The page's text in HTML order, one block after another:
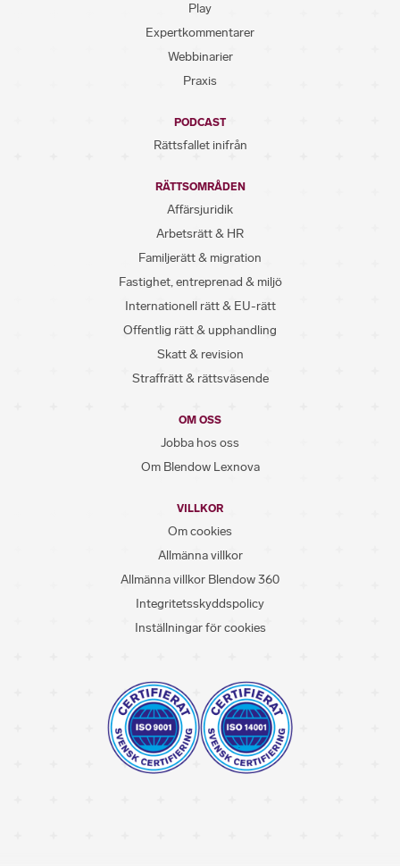
Play
Expertkommentarer
Webbinarier
Praxis
PODCAST
Rättsfallet inifrån
RÄTTSOMRÅDEN
Affärsjuridik
Arbetsrätt & HR
Familjerätt & migration
Fastighet, entreprenad & miljö
Internationell rätt & EU-rätt
Offentlig rätt & upphandling
Skatt & revision
Straffrätt & rättsväsende
OM OSS
Jobba hos oss
Om Blendow Lexnova
VILLKOR
Om cookies
Allmänna villkor
Allmänna villkor Blendow 360
Integritetsskyddspolicy
Inställningar för cookies